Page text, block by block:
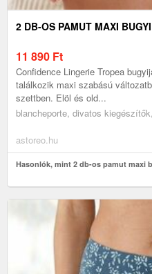
2 DB-OS PAMUT MAXI
11 890 Ft
Confidence Lingerie Tropea
találkozik maxi szabású
szettben. Elöl és old...
blancheporte, divatos
astoreo.hu
Hasonlók, mint 2 db-os pamut maxi